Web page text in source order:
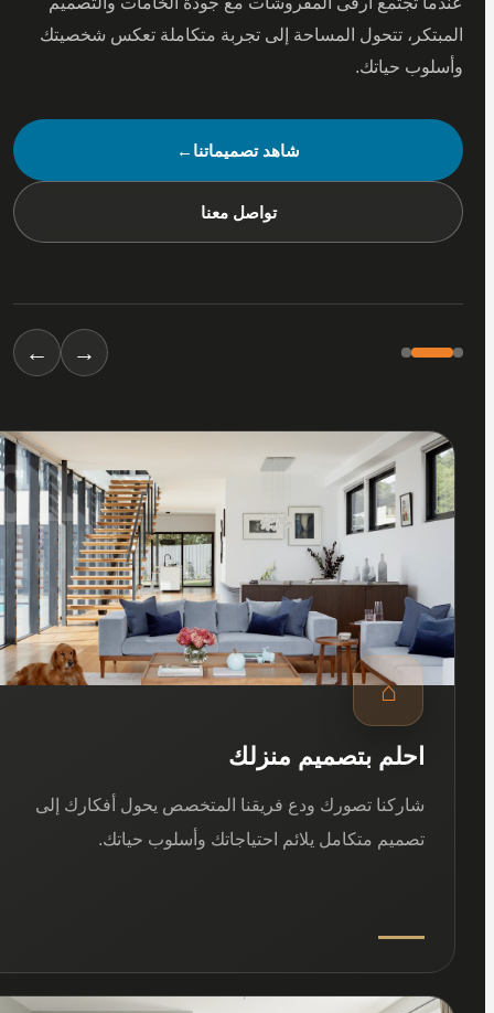
تتحول المساحة إلى تجربة متكاملة تعكس شخصيتك
حياتك.
شاهد تصميماتنا ←
تواصل معنا
←
01
⌂
احلم بتصميم منزلك
شاركنا تصورك ودع فريقنا المتخصص يحول أفكارك إلى
تصميم متكامل يلائم احتياجاتك وأسلوب حياتك.